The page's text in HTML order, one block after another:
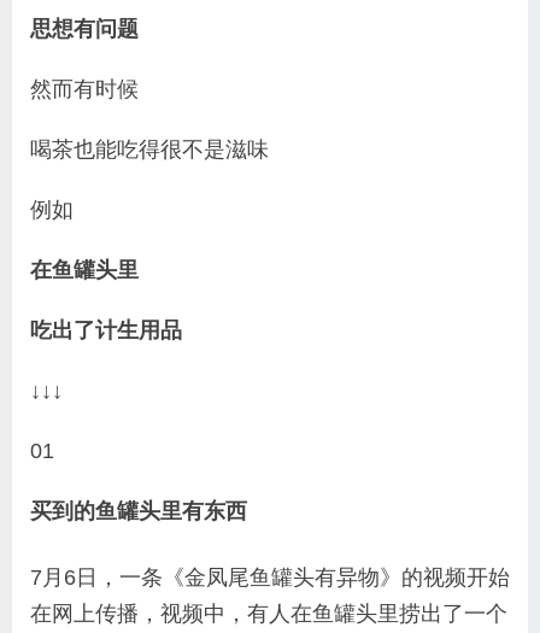
思想有问题
然而有时候
喝茶也能吃得很不是滋味
例如
在鱼罐头里
吃出了计生用品
↓↓↓
01
买到的鱼罐头里有东西
7月6日，一条《金凤尾鱼罐头有异物》的视频开始
在网上传播，视频中，有人在鱼罐头里捞出了一个